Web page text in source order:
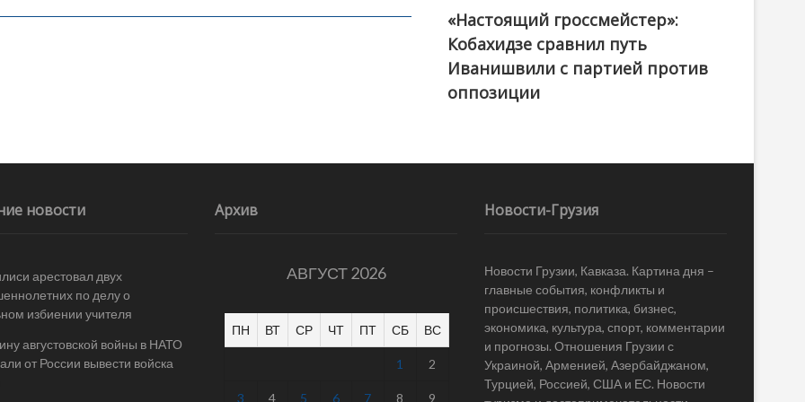
@ქართული ოცნება / Georgian Dream
«Настоящий гроссмейстер»:
Кобахидзе сравнил путь
Иванишвили с партией против
оппозиции
новости
арестовал двух
по делу о
избиении учителя
августовской войны в НАТО
от России вывести войска
Архив
АВГУСТ 2026
ПН ВТ СР ЧТ ПТ СБ ВС
1 2
3 4 5 6 7 8 9
Новости-Грузия
Новости Грузии, Кавказа. Картина дня –
главные события, конфликты и
происшествия, политика, бизнес,
экономика, культура, спорт, комментарии
и прогнозы. Отношения Грузии с
Украиной, Арменией, Азербайджаном,
Турцией, Россией, США и ЕС. Новости